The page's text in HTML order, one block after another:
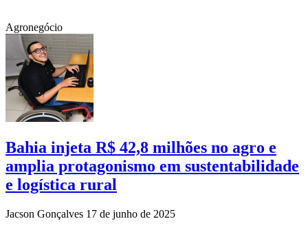
Agronegócio
Bahia injeta R$ 42,8 milhões no agro e
amplia protagonismo em sustentabilidade
e logística rural
Jacson Gonçalves 17 de junho de 2025